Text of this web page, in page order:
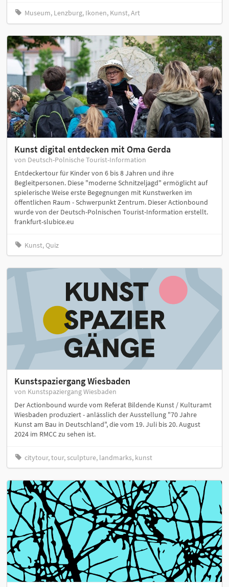
Museum, Lenzburg, Ikonen, Kunst, Art
Kunst digital entdecken mit Oma Gerda
von Deutsch-Polnische Tourist-Information
Entdeckertour für Kinder von 6 bis 8 Jahren und ihre
Begleitpersonen. Diese "moderne Schnitzeljagd" ermöglicht auf
spielerische Weise erste Begegnungen mit Kunstwerken im
öffentlichen Raum - Schwerpunkt Zentrum. Dieser Actionbound
wurde von der Deutsch-Polnischen Tourist-Information erstellt.
frankfurt-slubice.eu
Kunst, Quiz
Kunstspaziergang Wiesbaden
von Kunstspaziergang Wiesbaden
Der Actionbound wurde vom Referat Bildende Kunst / Kulturamt
Wiesbaden produziert - anlässlich der Ausstellung "70 Jahre
Kunst am Bau in Deutschland", die vom 19. Juli bis 20. August
2024 im RMCC zu sehen ist.
citytour, tour, sculpture, landmarks, kunst